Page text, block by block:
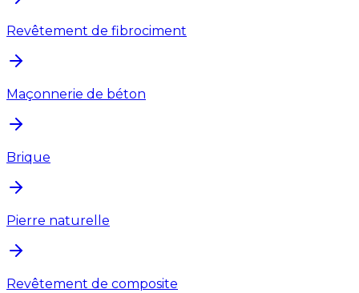
Revêtement de fibrociment
Maçonnerie de béton
Brique
Pierre naturelle
Revêtement de composite